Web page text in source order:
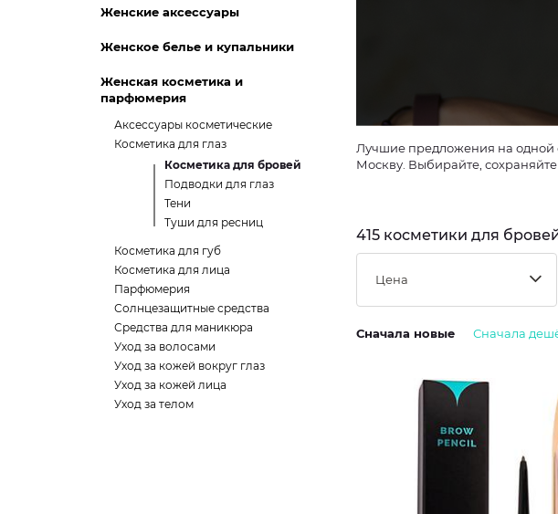
Лучшие предложения на одной
Москву. Выбирайте, сохраняйте
415 косметики для
Цена
Сначала новые Сначала
Женские аксессуары
Женское белье и купальники
Женская косметика и
парфюмерия
Аксессуары косметические
Косметика для глаз
Косметика для бровей
Подводки для глаз
Тени
Туши для ресниц
Косметика для губ
Косметика для лица
Парфюмерия
Солнцезащитные средства
Средства для маникюра
Уход за волосами
Уход за кожей вокруг глаз
Уход за кожей лица
Уход за телом